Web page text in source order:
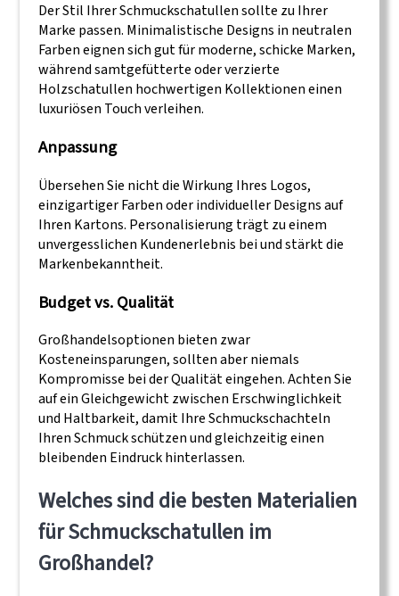
Der Stil Ihrer Schmuckschatullen sollte zu Ihrer
Marke passen. Minimalistische Designs in neutralen
Farben eignen sich gut für moderne, schicke Marken,
während samtgefütterte oder verzierte
Holzschatullen hochwertigen Kollektionen einen
luxuriösen Touch verleihen.
Anpassung
Übersehen Sie nicht die Wirkung Ihres Logos,
einzigartiger Farben oder individueller Designs auf
Ihren Kartons. Personalisierung trägt zu einem
unvergesslichen Kundenerlebnis bei und stärkt die
Markenbekanntheit.
Budget vs. Qualität
Großhandelsoptionen bieten zwar
Kosteneinsparungen, sollten aber niemals
Kompromisse bei der Qualität eingehen. Achten Sie
auf ein Gleichgewicht zwischen Erschwinglichkeit
und Haltbarkeit, damit Ihre Schmuckschachteln
Ihren Schmuck schützen und gleichzeitig einen
bleibenden Eindruck hinterlassen.
Welches sind die besten Materialien
für Schmuckschatullen im
Großhandel?